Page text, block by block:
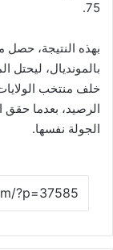
75.
بالمونديال، ليحتل
خلف منتخب
الجولة نفسها.